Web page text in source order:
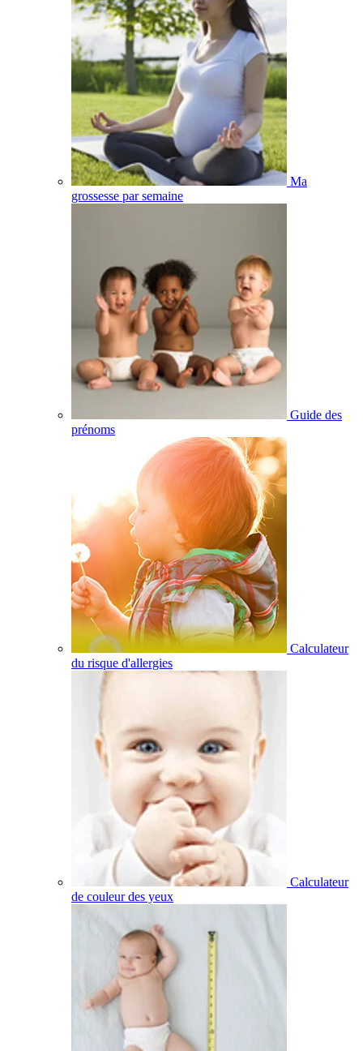
Ma
grossesse par semaine
Guide des
prénoms
Calculateur
du risque d'allergies
Calculateur
de couleur des yeux